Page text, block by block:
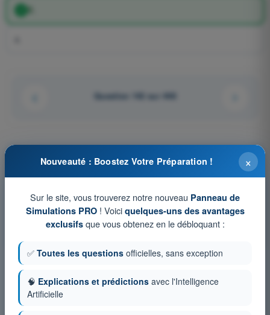
2.
Question 142 sur 448
Tests d'entraînement et examens blancs
Simulation d'examen PPL(A) FR - Navigation
QCM d'Entraînement PPL(A) FR - Navigation
Examen en PDF PPL(A) FR - Navigation
×
Nouveauté : Boostez Votre Préparation !
Sur le site, vous trouverez notre nouveau Panneau de
Simulations PRO! Voici quelques-uns des avantages
exclusifsque vous obtenez en le débloquant :
✅ Toutes les questions officielles, sans exception
🧠 Explications et prédictions avec l'Intelligence
Artificielle